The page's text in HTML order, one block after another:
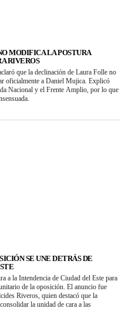
MODIFICA LA POSTURA
RIVEROS
que la declinación de Laura Folle no
oficialmente a Daniel Mujica. Explicó
Nacional y el Frente Amplio, por lo que
SE UNE DETRÁS DE
a la Intendencia de Ciudad del Este para
de la oposición. El anuncio fue
Riveros, quien destacó que la
la unidad de cara a las